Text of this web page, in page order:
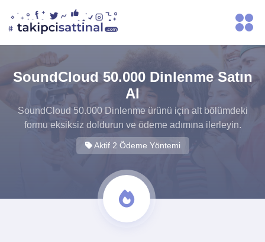
SoundCloud 50.000 Dinlenme Satın
Al
SoundCloud 50.000 Dinlenme ürünü için alt bölümdeki
formu eksiksiz doldurun ve ödeme adımına ilerleyin.
Aktif 2 Ödeme Yöntemi